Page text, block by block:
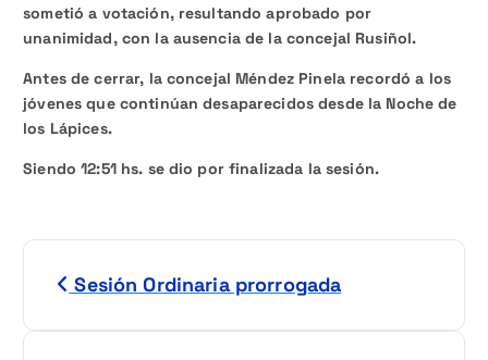
sometió a votación, resultando aprobado por
unanimidad, con la ausencia de la concejal Rusiñol.
Antes de cerrar, la concejal Méndez Pinela recordó a los
jóvenes que continúan desaparecidos desde la Noche de
los Lápices.
Siendo 12:51 hs. se dio por finalizada la sesión.
Sesión Ordinaria prorrogada